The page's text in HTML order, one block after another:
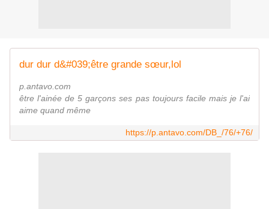
dur dur d&#039;être grande sœur,lol
p.antavo.com
être l'ainée de 5 garçons ses pas toujours facile mais je l'ai
aime quand même
https://p.antavo.com/DB_/76/+76/